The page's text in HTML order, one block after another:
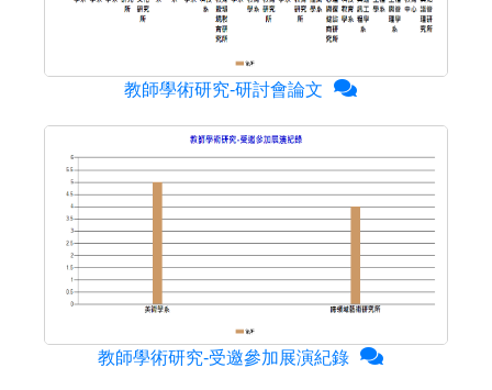
教師學術研究-研討會論文
教師學術研究-受邀參加展演紀錄